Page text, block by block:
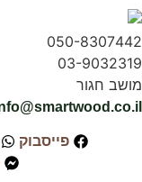
050-8307442
03-9032319
מושב חגור
פייסבוק